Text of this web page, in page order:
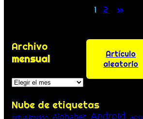
1 2 »
Archivo
mensual
Archivos
Artículo
aleatorio
Nube de etiquetas
actualización Alphabet Android app